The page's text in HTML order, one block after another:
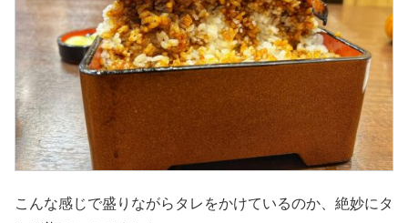
こんな感じで盛りながらタレをかけているのか、絶妙にタ